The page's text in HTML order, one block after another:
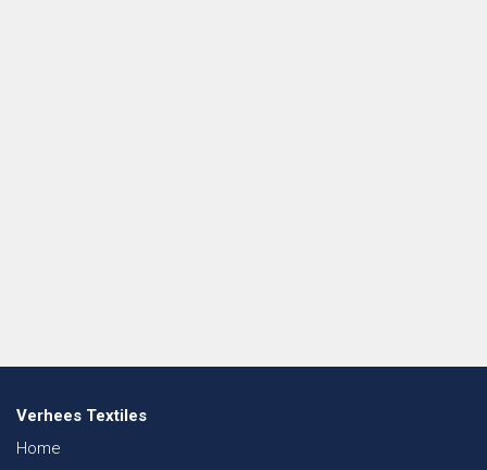
Verhees Textiles
Home